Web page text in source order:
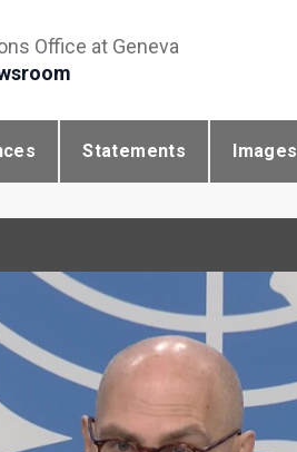
Office at Geneva
Statements Images